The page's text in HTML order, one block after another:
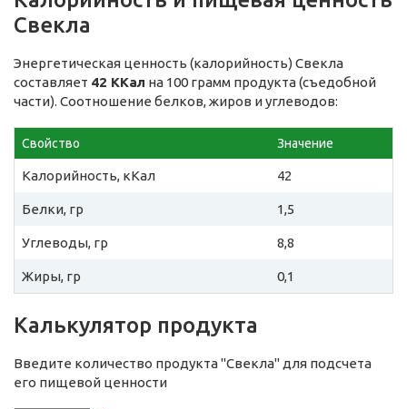
Свекла
Энергетическая ценность (калорийность) Свекла
составляет 42 ККал на 100 грамм продукта (съедобной
части). Соотношение белков, жиров и углеводов:
Свойство Значение
Калорийность, кКал 42
Белки, гр 1,5
Углеводы, гр 8,8
Жиры, гр 0,1
Калькулятор продукта
Введите количество продукта "Свекла" для подсчета
его пищевой ценности